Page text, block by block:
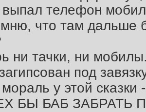
выпал телефон
что там дальше
ни тачки, ни
под
у этой сказки -
БЫ БАБ ЗАБРАТЬ